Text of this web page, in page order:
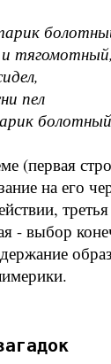
тягомотный,
пел
(первая
на его
третья
- выбор